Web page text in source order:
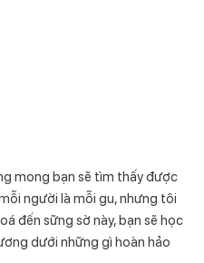
mong bạn sẽ tìm thấy được
người là mỗi gu, nhưng tôi
đến sững sờ này, bạn sẽ học
dưới những gì hoàn hảo